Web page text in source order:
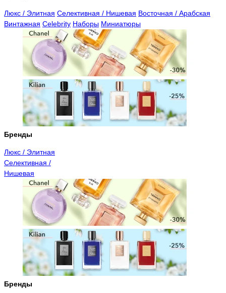
Люкс / Элитная Селективная / Нишевая Восточная / Арабская
Винтажная Celebrity Наборы Миниатюры
Бренды
Люкс / Элитная
Селективная /
Нишевая
Бренды